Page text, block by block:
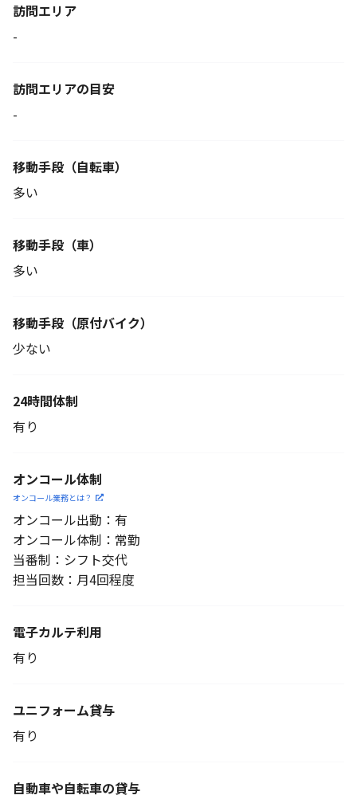
訪問エリア
-
訪問エリアの目安
-
移動手段 （自転車）
多い
移動手段（車）
多い
移動手段 （原付バイク）
少ない
24時間体制
有り
オンコール体制
オンコール業務とは？
オンコール出動：有
オンコール体制：常勤
当番制：シフト交代
担当回数：月4回程度
電子カルテ利用
有り
ユニフォーム貸与
有り
自動車や自転車の貸与